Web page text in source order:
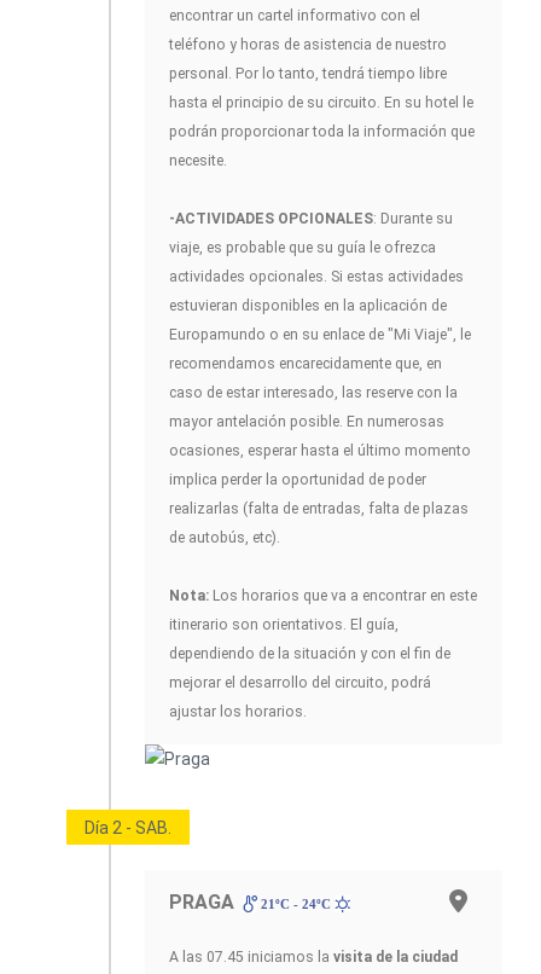
encontrar un cartel informativo con el
teléfono y horas de asistencia de nuestro
personal. Por lo tanto, tendrá tiempo libre
hasta el principio de su circuito. En su hotel le
podrán proporcionar toda la información que
necesite.
-ACTIVIDADES OPCIONALES: Durante su
viaje, es probable que su guía le ofrezca
actividades opcionales. Si estas actividades
estuvieran disponibles en la aplicación de
Europamundo o en su enlace de "Mi Viaje", le
recomendamos encarecidamente que, en
caso de estar interesado, las reserve con la
mayor antelación posible. En numerosas
ocasiones, esperar hasta el último momento
implica perder la oportunidad de poder
realizarlas (falta de entradas, falta de plazas
de autobús, etc).
Nota: Los horarios que va a encontrar en este
itinerario son orientativos. El guía,
dependiendo de la situación y con el fin de
mejorar el desarrollo del circuito, podrá
ajustar los horarios.
Día 2 - SAB.
PRAGA 21ºC - 24ºC
A las 07.45 iniciamos la visita de la ciudad